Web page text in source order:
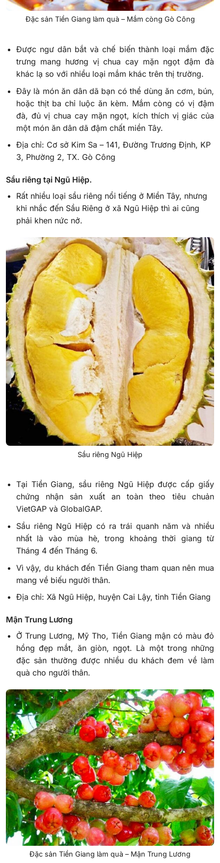
Đặc sản Tiền Giang làm quà – Mắm còng Gò Công
Được ngư dân bắt và chế biến thành loại mắm đặc
trưng mang hương vị chua cay mặn ngọt đậm đà
khác lạ so với nhiều loại mắm khác trên thị trường.
Đây là món ăn dân dã bạn có thể dùng ăn cơm, bún,
hoặc thịt ba chỉ luộc ăn kèm. Mắm còng có vị đậm
đà, đủ vị chua cay mặn ngọt, kích thích vị giác của
một món ăn dân dã đậm chất miền Tây.
Địa chỉ: Cơ sở Kim Sa – 141, Đường Trương Định, KP
3, Phường 2, TX. Gò Công
Sầu riêng tại Ngũ Hiệp.
Rất nhiều loại sầu riêng nổi tiếng ở Miền Tây, nhưng
khi nhắc đến Sầu Riêng ở xã Ngũ Hiệp thì ai cũng
phải khen nức nở.
Sầu riêng Ngũ Hiệp
Tại Tiền Giang, sầu riêng Ngũ Hiệp được cấp giấy
chứng nhận sản xuất an toàn theo tiêu chuản
VietGAP và GlobalGAP.
Sầu riêng Ngũ Hiệp có ra trái quanh năm và nhiều
nhất là vào mùa hè, trong khoảng thời giang từ
Tháng 4 đến Tháng 6.
Vì vậy, du khách đến Tiền Giang tham quan nên mua
mang về biếu người thân.
Địa chỉ: Xã Ngũ Hiệp, huyện Cai Lậy, tỉnh Tiền Giang
Mận Trung Lương
Ở Trung Lương, Mỹ Tho, Tiền Giang mận có màu đỏ
hồng đẹp mắt, ăn giòn, ngọt. Là một trong những
đặc sản thường được nhiều du khách đem về làm
quà cho người thân.
Đặc sản Tiền Giang làm quà – Mận Trung Lương